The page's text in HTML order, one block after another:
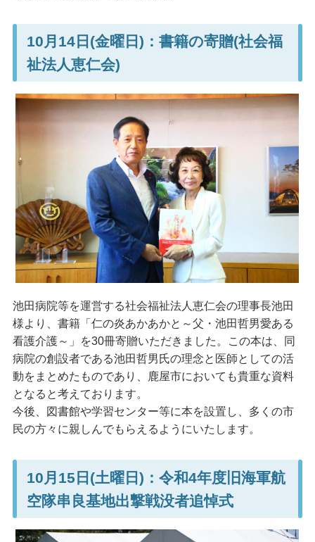
10月14日(金曜日)：書籍の寄贈(社会福
祉法人恵仁会)
池田病院等を運営する社会福祉法人恵仁会の理事長池田
様より、書籍「仁の炎あかあかと～父・池田哲男愛ある
看護介護～」を30冊寄贈いただきました。この本は、同
病院の創設者である池田哲男氏の理念と医師としての活
動をまとめたものであり、鹿屋市においても貴重な資料
となると考えております。
今後、図書館や学習センター等に本を設置し、多くの市
民の方々に親しんでもらえるようにいたします。
10月15日(土曜日)：令和4年度旧海軍航
空隊串良基地出撃戦没者追悼式